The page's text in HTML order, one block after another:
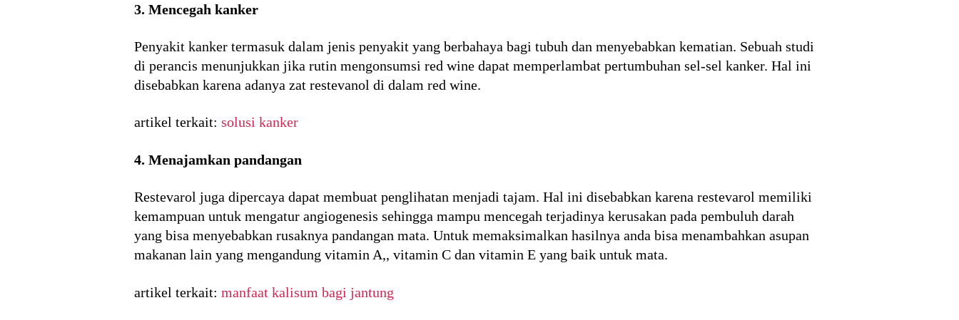
3. Mencegah kanker
Penyakit kanker termasuk dalam jenis penyakit yang berbahaya bagi tubuh dan menyebabkan kematian. Sebuah studi
di perancis menunjukkan jika rutin mengonsumsi red wine dapat memperlambat pertumbuhan sel-sel kanker. Hal ini
disebabkan karena adanya zat restevanol di dalam red wine.
artikel terkait: solusi kanker
4. Menajamkan pandangan
Restevarol juga dipercaya dapat membuat penglihatan menjadi tajam. Hal ini disebabkan karena restevarol memiliki
kemampuan untuk mengatur angiogenesis sehingga mampu mencegah terjadinya kerusakan pada pembuluh darah
yang bisa menyebabkan rusaknya pandangan mata. Untuk memaksimalkan hasilnya anda bisa menambahkan asupan
makanan lain yang mengandung vitamin A,, vitamin C dan vitamin E yang baik untuk mata.
artikel terkait: manfaat kalisum bagi jantung